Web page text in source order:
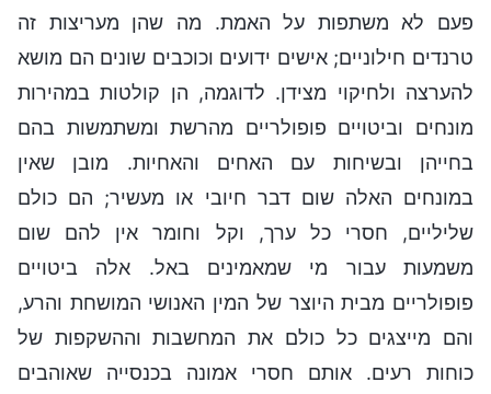
פעם לא משתפות על האמת. מה שהן מעריצות זה
טרנדים חילוניים; אישים ידועים וכוכבים שונים הם מושא
להערצה ולחיקוי מצידן. לדוגמה, הן קולטות במהירות
מונחים וביטויים פופולריים מהרשת ומשתמשות בהם
בחייהן ובשיחות עם האחים והאחיות. מובן שאין
במונחים האלה שום דבר חיובי או מעשיר; הם כולם
שליליים, חסרי כל ערך, וקל וחומר אין להם שום
משמעות עבור מי שמאמינים באל. אלה ביטויים
פופולריים מבית היוצר של המין האנושי המושחת והרע,
והם מייצגים כל כולם את המחשבות וההשקפות של
כוחות רעים. אותם חסרי אמונה בכנסייה שאוהבים